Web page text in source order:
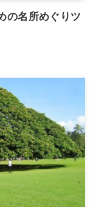
の名所めぐりツ